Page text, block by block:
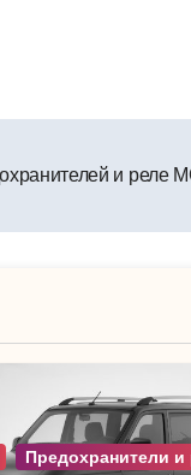
и реле
Предохранители и